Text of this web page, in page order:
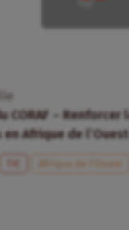
CORAF – Renforcer
Afrique de
Afrique de l’Ouest